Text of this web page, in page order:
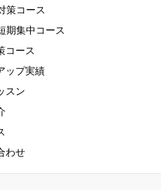
策コース
期集中コース
コース
ップ実績
スン
わせ